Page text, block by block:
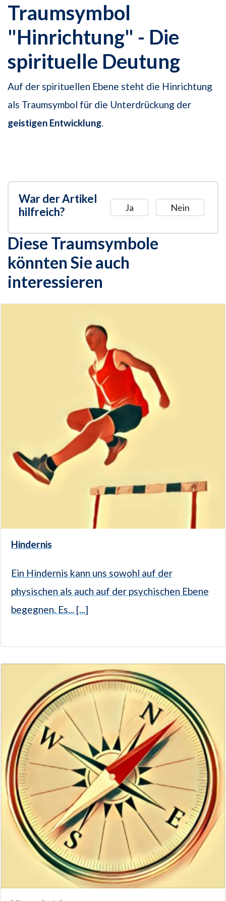
Traumsymbol
"Hinrichtung" - Die
spirituelle Deutung
Auf der spirituellen Ebene steht die Hinrichtung
als Traumsymbol für die Unterdrückung der
geistigen Entwicklung.
War der Artikel
hilfreich?
Ja Nein
Diese Traumsymbole
könnten Sie auch
interessieren
Hindernis
Ein Hindernis kann uns sowohl auf der
physischen als auch auf der psychischen Ebene
begegnen. Es... [...]